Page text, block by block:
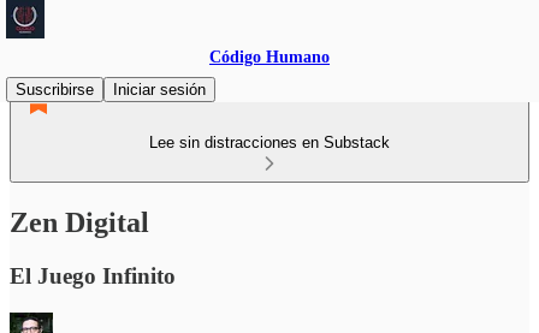
Código Humano
Suscribirse
Iniciar sesión
Lee sin distracciones en Substack
Zen Digital
El Juego Infinito